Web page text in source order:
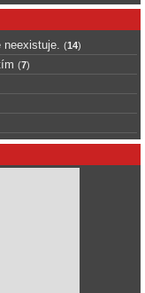
neexistuje. (14)
(7)